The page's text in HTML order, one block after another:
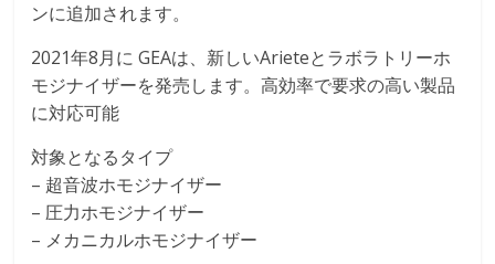
ンに追加されます。
2021年8月に GEAは、新しいArieteとラボラトリーホ
モジナイザーを発売します。高効率で要求の高い製品
に対応可能
対象となるタイプ
– 超音波ホモジナイザー
– 圧力ホモジナイザー
– メカニカルホモジナイザー